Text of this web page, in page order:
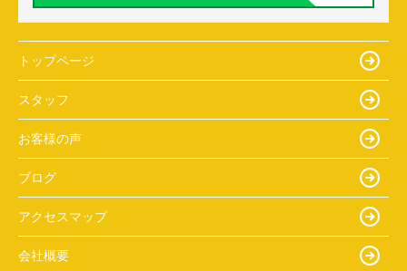
トップページ
スタッフ
お客様の声
ブログ
アクセスマップ
会社概要